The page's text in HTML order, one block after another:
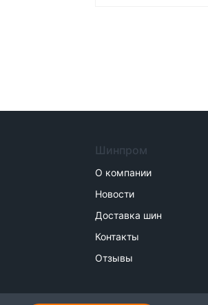
Шинпром
О компании
Новости
Доставка шин
Контакты
Отзывы